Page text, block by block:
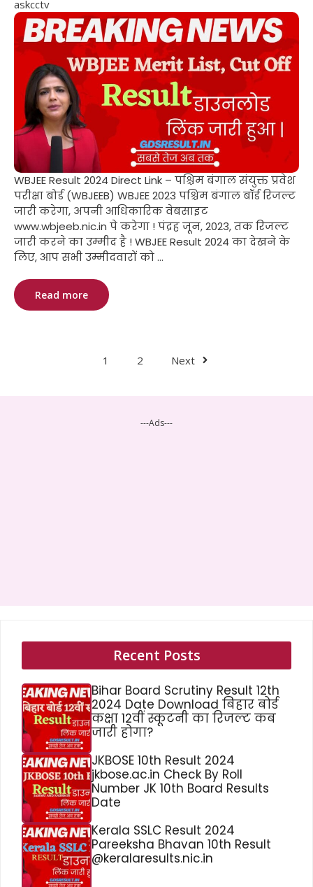
askcctv
WBJEE Result 2024 Direct Link – पश्चिम बंगाल संयुक्त प्रवेश
परीक्षा बोर्ड (WBJEEB) WBJEE 2023 पश्चिम बंगाल बॉर्ड रिजल्ट
जारी करेगा, अपनी आधिकारिक वेबसाइट
www.wbjeeb.nic.in पे करेगा ! पंद्रह जून, 2023, तक रिजल्ट
जारी करने का उम्मीद है ! WBJEE Result 2024 का देखने के
लिए, आप सभी उम्मीदवारों को ...
Read more
1 2 Next
---Ads---
Recent Posts
Bihar Board Scrutiny Result 12th
2024 Date Download बिहार बोर्ड
कक्षा 12वीं स्कूटनी का रिजल्ट कब
जारी होगा?
JKBOSE 10th Result 2024
jkbose.ac.in Check By Roll
Number JK 10th Board Results
Date
Kerala SSLC Result 2024
Pareeksha Bhavan 10th Result
@keralaresults.nic.in